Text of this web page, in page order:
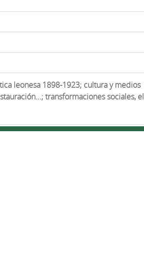
leonesa 1898-1923; cultura y medios
transformaciones sociales, el